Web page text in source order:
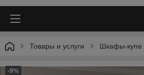
Товары и услуги Шкафы-купе
-9%